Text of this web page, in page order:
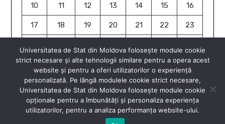
10 11 12 13 14 15 16
17 18 19 20 21 22 23
31
« iun.
Universitatea de Stat din Moldova folosește module cookie
strict necesare și alte tehnologii similare pentru a opera acest
website și pentru a oferi utilizatorilor o experiență
personalizată. Pe lângă modulele cookie strict necesare,
Universitatea de Stat din Moldova folosește module cookie
opționale pentru a îmbunătăți și personaliza experiența
utilizatorilor, pentru a analiza performanța website-ului.